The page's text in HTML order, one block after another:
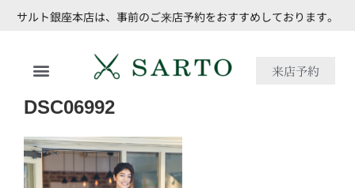
サルト銀座本店は、事前のご来店予約をおすすめしております。
来店予約
DSC06992